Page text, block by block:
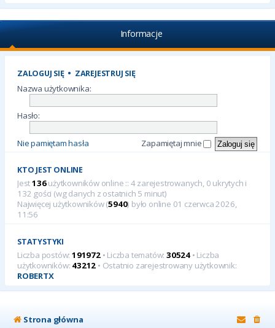
Informacje
ZALOGUJ SIĘ• ZAREJESTRUJ SIĘ
Nazwa użytkownika:
Hasło:
Nie pamiętam hasła Zapamiętaj mnie
KTO JEST ONLINE
Jest136użytkowników online :: 4 zarejestrowanych, 0 ukrytych i
132 gości (wg danych z ostatnich 5 minut)
Najwięcej użytkowników (5940) było online 01 czerwca 2026,
11:56
STATYSTYKI
Liczba postów: 191972• Liczba tematów:30524 • Liczba
użytkowników: 43212 • Ostatnio zarejestrowany użytkownik:
ROBERTX
Strona główna